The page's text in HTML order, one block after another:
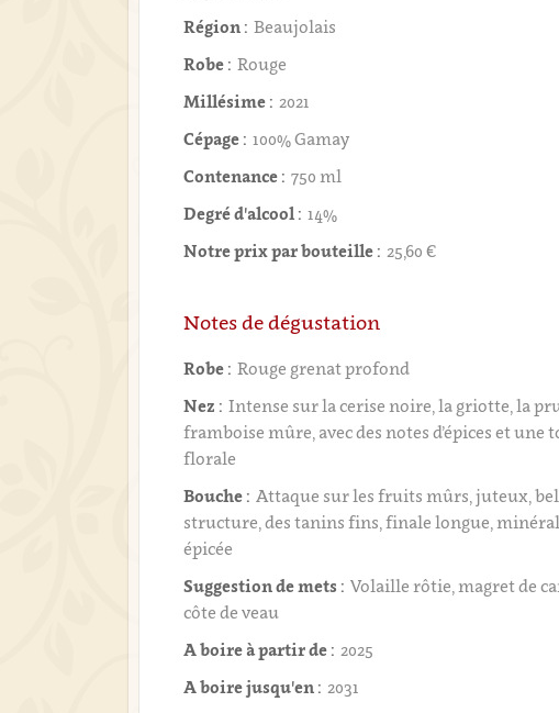
Région : Beaujolais
Robe : Rouge
Millésime : 2021
Cépage : 100% Gamay
Contenance : 750 ml
Degré d'alcool : 14%
Notre prix par bouteille : 25,60 €
Notes de dégustation
Robe : Rouge grenat profond
Nez : Intense sur la cerise noire, la griotte, la
framboise mûre, avec des notes d’épices et une
florale
Bouche : Attaque sur les fruits mûrs, juteux,
structure, des tanins fins, finale longue,
épicée
Suggestion de mets : Volaille rôtie, magret de
côte de veau
A boire à partir de : 2025
A boire jusqu'en : 2031